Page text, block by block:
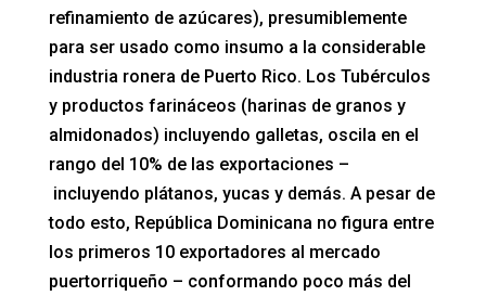
refinamiento de azúcares), presumiblemente
para ser usado como insumo a la considerable
industria ronera de Puerto Rico. Los Tubérculos
y productos farináceos (harinas de granos y
almidonados) incluyendo galletas, oscila en el
rango del 10% de las exportaciones –
incluyendo plátanos, yucas y demás. A pesar de
todo esto, República Dominicana no figura entre
los primeros 10 exportadores al mercado
puertorriqueño – conformando poco más del